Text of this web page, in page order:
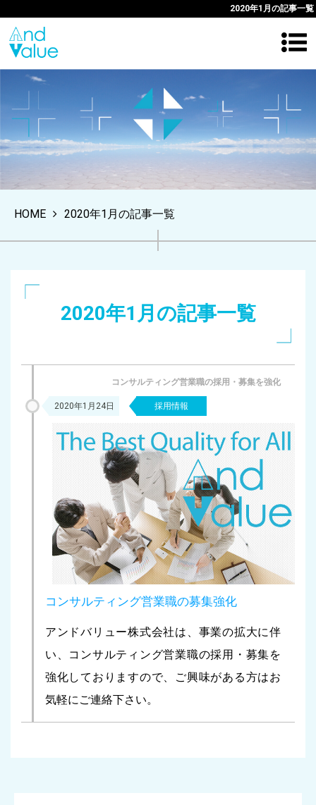
2020年1月の記事一覧
HOME 2020年1月の記事一覧
2020年1月の記事一覧
コンサルティング営業職の採用・募集を強化
2020年1月24日 採用情報
コンサルティング営業職の募集強化
アンドバリュー株式会社は、事業の拡大に伴
い、コンサルティング営業職の採用・募集を
強化しておりますので、ご興味がある方はお
気軽にご連絡下さい。